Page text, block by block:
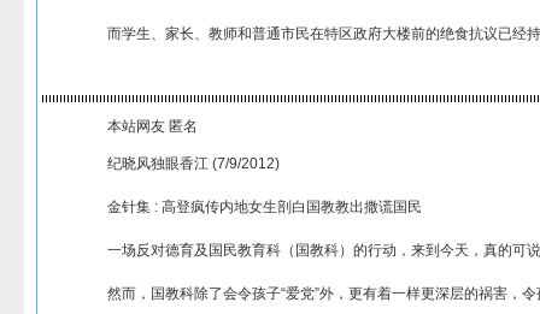
而学生、家长、教师和普通市民在特区政府大楼前的绝食抗议已经
本站网友 匿名
纪晓风独眼香江 (7/9/2012)
金针集 : 高登疯传内地女生剖白国教教出撒谎国民
一场反对德育及国民教育科（国教科）的行动，来到今天，真的可
然而，国教科除了会令孩子“爱党”外，更有着一样更深层的祸害，